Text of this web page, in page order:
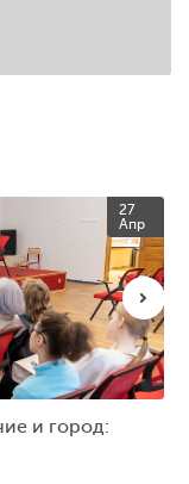
27
Апр
и город: